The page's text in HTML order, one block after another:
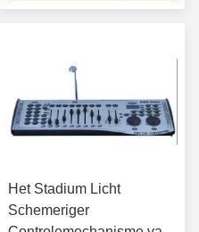
Het Stadium Licht
Schemeriger